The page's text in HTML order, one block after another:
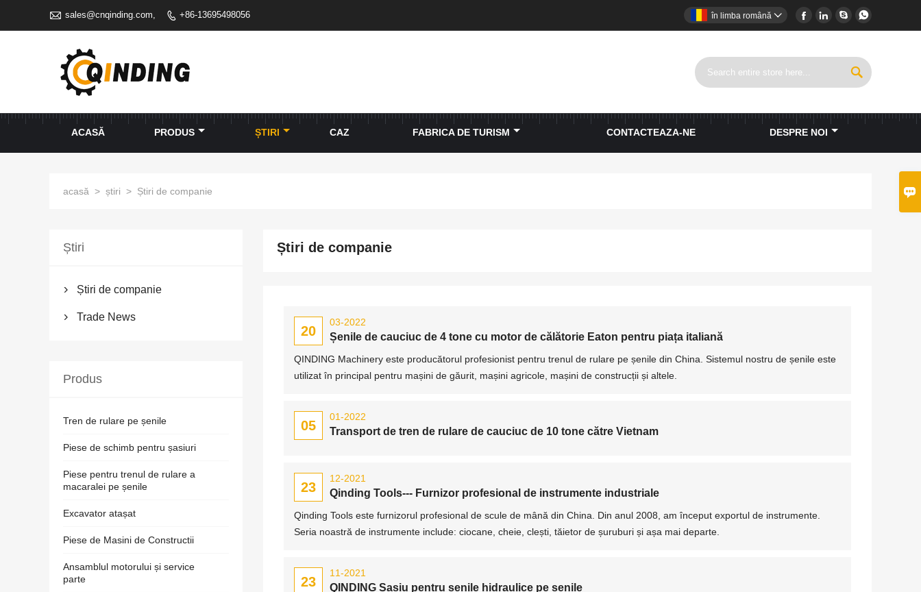

 sales@cnqinding.com,  +86-13695498056    
în limba română 

ACASĂ PRODUS ȘTIRI CAZ FABRICA DE TURISM CONTACTEAZA-NE DESPRE NOI
acasă > știri > Știri de companie
Știri de companie
20
03-2022
Șenile de cauciuc de 4 tone cu motor de călătorie Eaton pentru piața italiană
QINDING Machinery este producătorul profesionist pentru trenul de rulare pe șenile din China. Sistemul nostru de șenile este
utilizat în principal pentru mașini de găurit, mașini agricole, mașini de construcții și altele.
05
01-2022
Transport de tren de rulare de cauciuc de 10 tone către Vietnam
23
12-2021
Qinding Tools--- Furnizor profesional de instrumente industriale
Qinding Tools este furnizorul profesional de scule de mână din China. Din anul 2008, am început exportul de instrumente.
Seria noastră de instrumente include: ciocane, cheie, clești, tăietor de șuruburi și așa mai departe.
23
11-2021
QINDING Șasiu pentru șenile hidraulice pe șenile
Știri
 Știri de companie
 Trade News
Produs
Tren de rulare pe șenile
Piese de schimb pentru șasiuri
Piese pentru trenul de rulare a
macaralei pe șenile
Excavator atașat
Piese de Masini de Constructii
Ansamblul motorului și service
parte